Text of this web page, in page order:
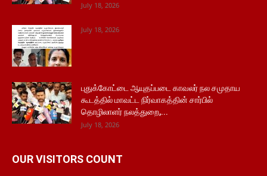
July 18, 2026
July 18, 2026
புதுக்கோட்டை ஆயுதப்படை காவலர் நல சமுதாய
கூடத்தில் மாவட்ட நிர்வாகத்தின் சார்பில்
தொழிலாளர் நலத்துறை,...
July 18, 2026
OUR VISITORS COUNT